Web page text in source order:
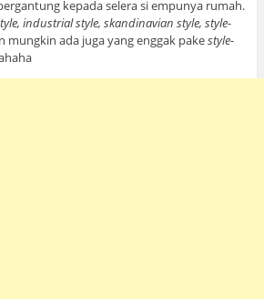
kepada selera si empunya rumah.
industrial style, skandinavian style, style-
mungkin ada juga yang enggak pakestyle-